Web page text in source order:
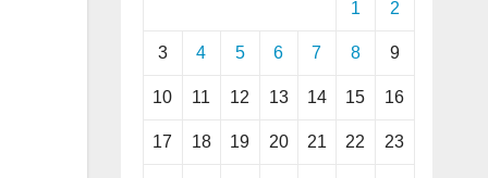
1 2
3 4 5 6 7 8 9
10 11 12 13 14 15 16
17 18 19 20 21 22 23